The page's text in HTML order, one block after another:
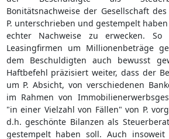
Bonitätsnachweise der Gesellschaft
P. unterschrieben und gestempelt
echter Nachweise zu erwecken. So
Leasingfirmen um Millionenbeträge
dem Beschuldigten auch bewusst
Haftbefehl präzisiert weiter, dass der
um P. Absicht, von verschiedenen
im Rahmen von
"in einer Vielzahl von Fällen" von P.
d.h. geschönte Bilanzen als
gestempelt haben soll. Auch